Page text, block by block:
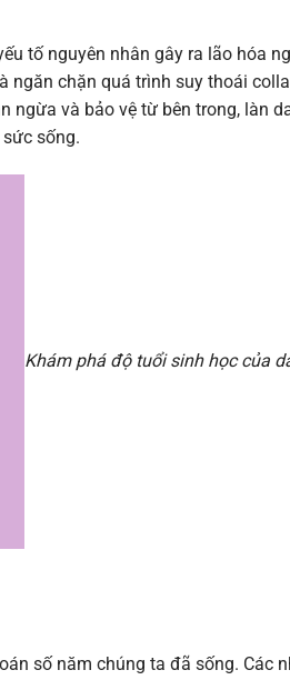
tố nguyên nhân gây ra lão hóa
ngăn chặn quá trình suy thoái
ngừa và bảo vệ từ bên trong, làn
sống.
Khám phá độ tuổi sinh học của
số năm chúng ta đã sống. Các